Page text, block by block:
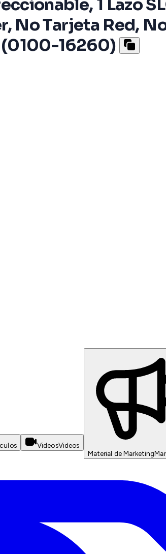
1 Lazo
No Tarjeta Red,
(0100-16260)
VideosVideos
Material de Marketing